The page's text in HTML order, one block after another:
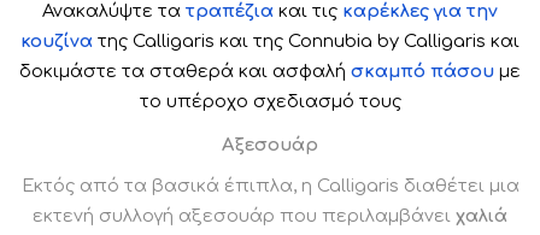
Ανακαλύψτε τα τραπέζια και τις καρέκλες για την
κουζίνα της Calligaris και της Connubia by Calligaris και
δοκιμάστε τα σταθερά και ασφαλή σκαμπό πάσου με
το υπέροχο σχεδιασμό τους
Αξεσουάρ
Εκτός από τα βασικά έπιπλα, η Calligaris διαθέτει μια
εκτενή συλλογή αξεσουάρ που περιλαμβάνει χαλιά